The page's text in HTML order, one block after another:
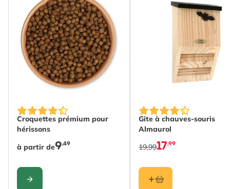
Hauteur
Longeur
Poids
Matériau
Lire La Suite
Croquettes prémium pour
hérissons
The price depends on the options chosen on the
à partir de9,49
CONFIGURER
Gite à chauves-souris
Almaurol
17,99
19,99